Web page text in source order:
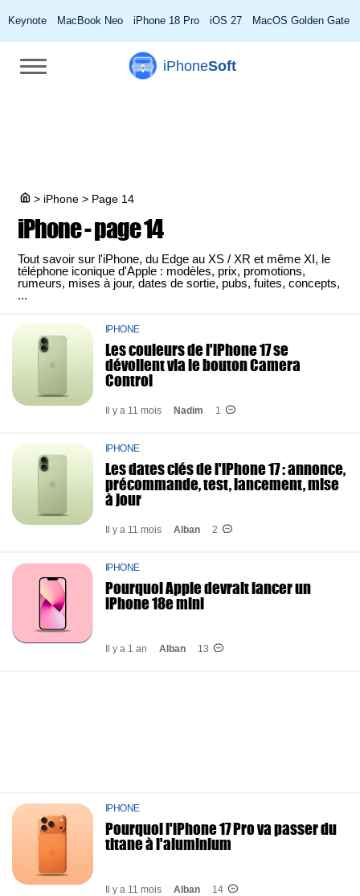
Keynote MacBook Neo iPhone 18 Pro iOS 27 MacOS Golden Gate
iPhoneSoft
> iPhone> Page 14
iPhone - page 14
Tout savoir sur l'iPhone, du Edge au XS / XR et même XI, le
téléphone iconique d'Apple : modèles, prix, promotions,
rumeurs, mises à jour, dates de sortie, pubs, fuites, concepts,
...
IPHONE
Les couleurs de l'iPhone 17 se
dévoilent via le bouton Camera
Control
Il y a 11 mois Nadim 1
IPHONE
Les dates clés de l'iPhone 17 : annonce,
précommande, test, lancement, mise
à jour
Il y a 11 mois Alban 2
IPHONE
Pourquoi Apple devrait lancer un
iPhone 18e mini
Il y a 1 an Alban 13
IPHONE
Pourquoi l'iPhone 17 Pro va passer du
titane à l'aluminium
Il y a 11 mois Alban 14